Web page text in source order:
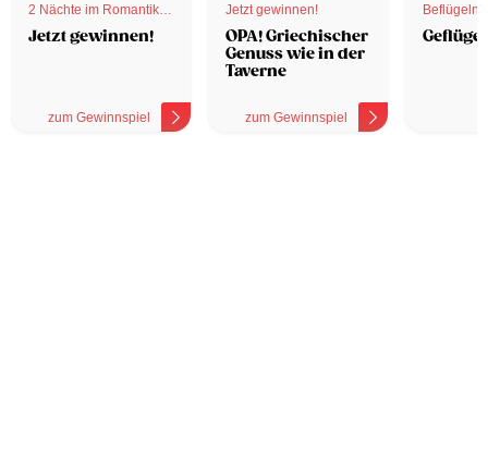
2 Nächte im Romantik
Hotel
Jetzt gewinnen!
zum Gewinnspiel
Jetzt gewinnen!
OPA! Griechischer
Genuss wie in der
Taverne
zum Gewinnspiel